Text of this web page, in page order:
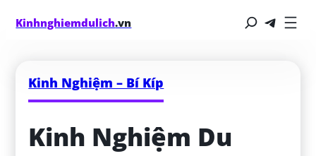
Kinhnghiemdulich.vn
Kinh Nghiệm – Bí Kíp
Kinh Nghiệm Du